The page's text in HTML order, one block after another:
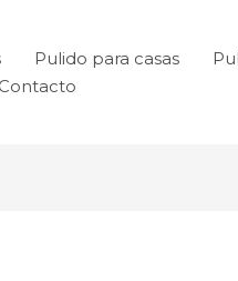
Pulido para casas
Contacto